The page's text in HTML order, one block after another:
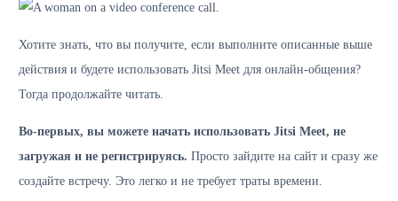
Хотите знать, что вы получите, если выполните описанные выше
действия и будете использовать Jitsi Meet для онлайн-общения?
Тогда продолжайте читать.
Во-первых, вы можете начать использовать Jitsi Meet, не
загружая и не регистрируясь. Просто зайдите на сайт и сразу же
создайте встречу. Это легко и не требует траты времени.